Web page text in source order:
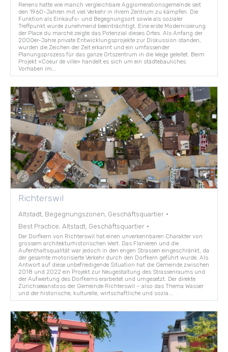
Renens hatte wie manch vergleichbare Agglomerationsgemeinde seit
den 1960-Jahren mit viel Verkehr in ihrem Zentrum zu kämpfen. Die
Funktion als Einkaufs- und Begegnungsort sowie als sozialer
Treffpunkt wurde zunehmend beeinträchtigt. Eine erste Modernisierung
der Place du marché zeigte das Potenzial dieses Ortes. Als Anfang der
2000er-Jahre private Entwicklungsprojekte zur Diskussion standen,
wurden die Zeichen der Zeit erkannt und ein umfassender
Planungsprozess für das ganze Ortszentrum in die Wege geleitet. Beim
Projekt «Coeur de ville» handelt es sich um ein städtebauliches
Vorhaben im...
Richterswil
Altstadt, Begegnungszonen, Geschäftsquartier ·
Best Practice, Altstadt, Geschäftsquartier ·
Der Dorfkern von Richterswil hat einen unverkennbaren Charakter von
grossem architekturhistorischen Wert. Das Flanieren und die
Aufenthaltsqualität war jedoch in den engen Strassen eingeschränkt, da
der gesamte motorisierte Verkehr durch den Dorfkern geführt wurde. Als
Antwort auf diese unbefriedigende Situation hat die Gemeinde zwischen
2018 und 2022 ein Projekt zur Neugestaltung des Strassenraums und
der Aufwertung des Dorfkerns erarbeitet und umgesetzt. Der direkte
Zürichseeanstoss der Gemeinde Richterswil – also das Thema Wasser
und der historische, kulturelle, wirtschaftliche und sozia...